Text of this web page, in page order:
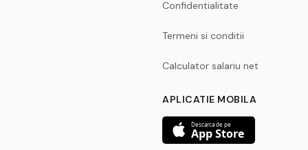
Confidentialitate
Termeni si conditii
Calculator salariu net
APLICATIE MOBILA
Descarca de pe
App Store